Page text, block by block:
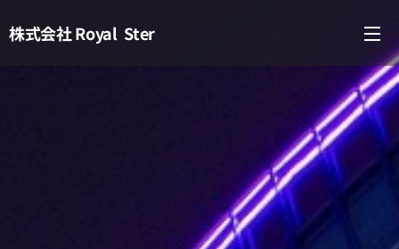
株式会社Royal Ster